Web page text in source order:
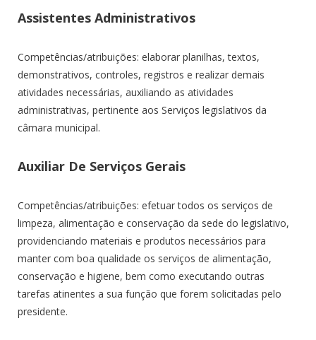
Assistentes Administrativos
Competências/atribuições: elaborar planilhas, textos,
demonstrativos, controles, registros e realizar demais
atividades necessárias, auxiliando as atividades
administrativas, pertinente aos Serviços legislativos da
câmara municipal.
Auxiliar De Serviços Gerais
Competências/atribuições: efetuar todos os serviços de
limpeza, alimentação e conservação da sede do legislativo,
providenciando materiais e produtos necessários para
manter com boa qualidade os serviços de alimentação,
conservação e higiene, bem como executando outras
tarefas atinentes a sua função que forem solicitadas pelo
presidente.